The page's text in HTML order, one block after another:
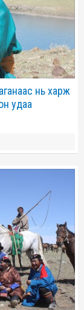
нь харж
удаа